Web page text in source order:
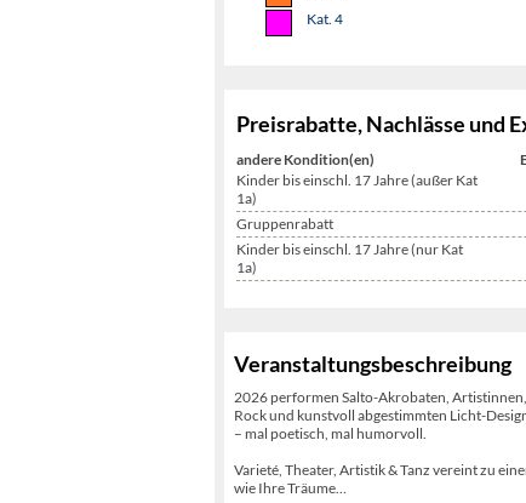
Kat. 4
Preisrabatte, Nachlässe und
andere Kondition(en)
Kinder bis einschl. 17 Jahre (außer Kat
1a)
Gruppenrabatt
Kinder bis einschl. 17 Jahre (nur Kat
1a)
Veranstaltungsbeschreibung
2026 performen Salto-Akrobaten,
Rock und kunstvoll abgestimmten Licht-
– mal poetisch, mal humorvoll.
Varieté, Theater, Artistik & Tanz vereint zu
wie Ihre Träume…